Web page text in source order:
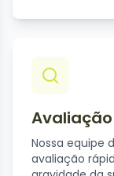
Nossa equipe
avaliação